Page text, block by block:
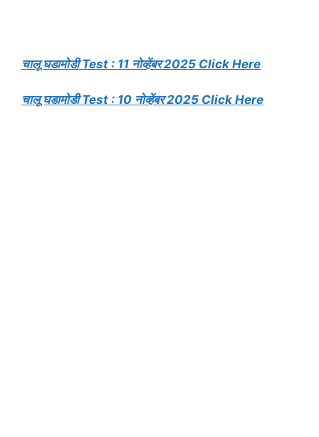
चालू घडामोडी Test : 11 नोव्हेंबर 2025 Click Here
चालू घडामोडी Test : 10 नोव्हेंबर 2025 Click Here